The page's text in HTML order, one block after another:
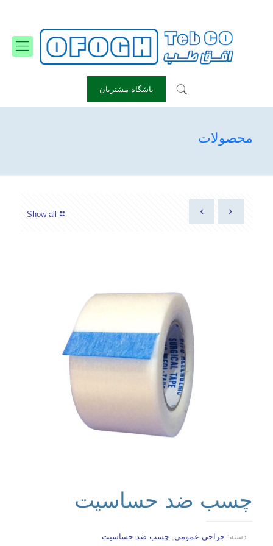
باشگاه مشتریان
محصولات
Show all
چسب ضد حساسیت
دسته: جراحی عمومی, چسب ضد حساسیت